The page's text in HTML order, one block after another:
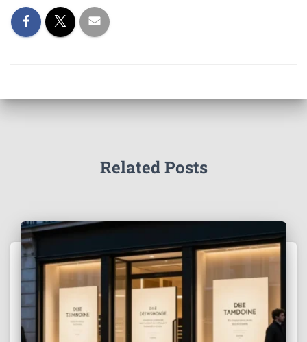
Related Posts